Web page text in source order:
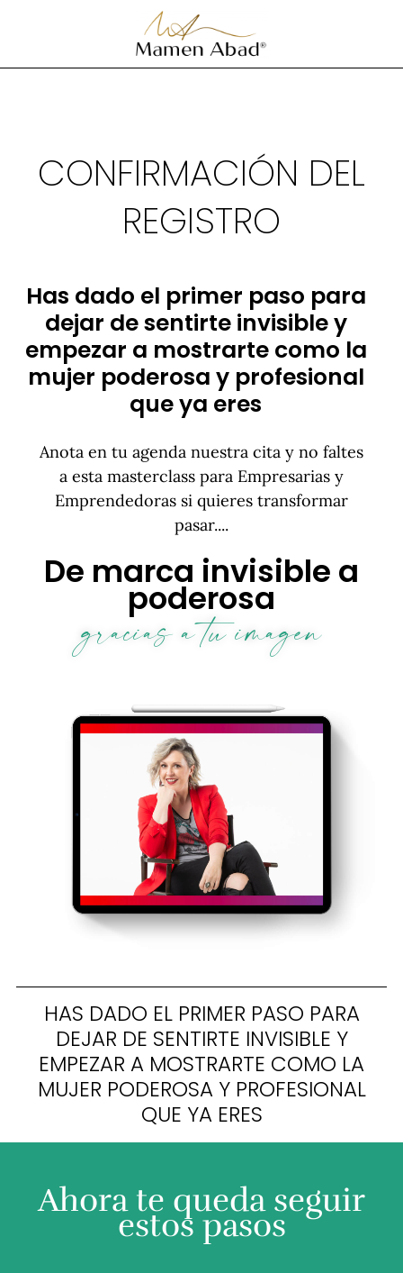
CONFIRMACIÓN DEL
REGISTRO
Has dado el primer paso para
dejar de sentirte invisible y
empezar a mostrarte como la
mujer poderosa y profesional
que ya eres
Anota en tu agenda nuestra cita y no faltes
a esta masterclass para Empresarias y
Emprendedoras si quieres transformar
pasar....
De marca invisible a
poderosa
gracias a tu imagen
HAS DADO EL PRIMER PASO PARA
DEJAR DE SENTIRTE INVISIBLE Y
EMPEZAR A MOSTRARTE COMO LA
MUJER PODEROSA Y PROFESIONAL
QUE YA ERES
Ahora te queda seguir
estos pasos